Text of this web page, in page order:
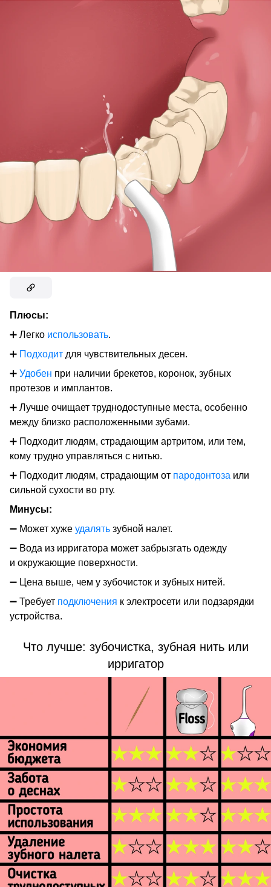
Плюсы:
➕ Легко использовать.
➕ Подходит для чувствительных десен.
➕ Удобен при наличии брекетов, коронок, зубных
протезов и имплантов.
➕ Лучше очищает труднодоступные места, особенно
между близко расположенными зубами.
➕ Подходит людям, страдающим артритом, или тем,
кому трудно управляться с нитью.
➕ Подходит людям, страдающим от пародонтоза или
сильной сухости во рту.
Минусы:
➖ Может хуже удалять зубной налет.
➖ Вода из ирригатора может забрызгать одежду
и окружающие поверхности.
➖ Цена выше, чем у зубочисток и зубных нитей.
➖ Требует подключения к электросети или подзарядки
устройства.
Что лучше: зубочистка, зубная нить или
ирригатор